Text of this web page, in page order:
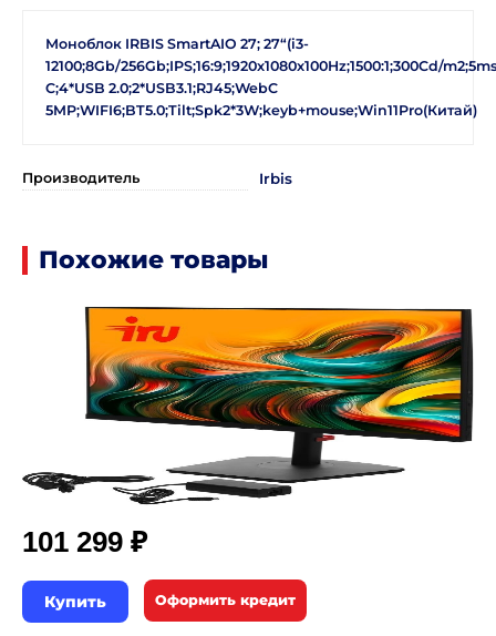
Моноблок IRBIS SmartAIO 27; 27“(i3-
12100;8Gb/256Gb;IPS;16:9;1920x1080x100Hz;1500:1;300Cd/
C;4*USB 2.0;2*USB3.1;RJ45;WebC
5MP;WIFI6;BT5.0;Tilt;Spk2*3W;keyb+mouse;Win11Pro(Китай)
Производитель Irbis
Похожие товары
101 299 ₽
Купить Оформить кредит